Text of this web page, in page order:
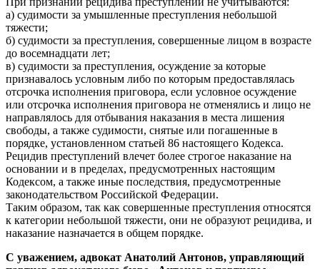
а) судимости за умышленные преступления небольшой
тяжести;
б) судимости за преступления, совершенные лицом в возрасте
до восемнадцати лет;
в) судимости за преступления, осуждение за которые
признавалось условным либо по которым предоставлялась
отсрочка исполнения приговора, если условное осуждение
или отсрочка исполнения приговора не отменялись и лицо не
направлялось для отбывания наказания в места лишения
свободы, а также судимости, снятые или погашенные в
порядке, установленном статьей 86 настоящего Кодекса.
Рецидив преступлений влечет более строгое наказание на
основании и в пределах, предусмотренных настоящим
Кодексом, а также иные последствия, предусмотренные
законодательством Российской Федерации.
Таким образом, так как совершенные преступления относятся
к категории небольшой тяжести, они не образуют рецидива, и
наказание назначается в общем порядке.
С уважением, адвокат Анатолий Антонов, управляющий